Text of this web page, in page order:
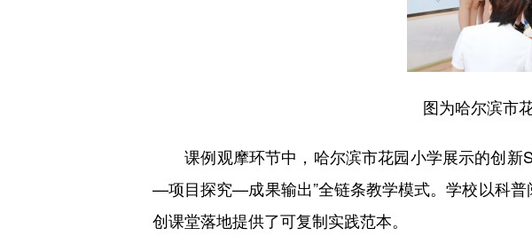
图为哈尔滨市
课例观摩环节中，哈尔滨市花园小学展示的创新
—项目探究—成果输出”全链条教学模式。学校以科
创课堂落地提供了可复制实践范本。